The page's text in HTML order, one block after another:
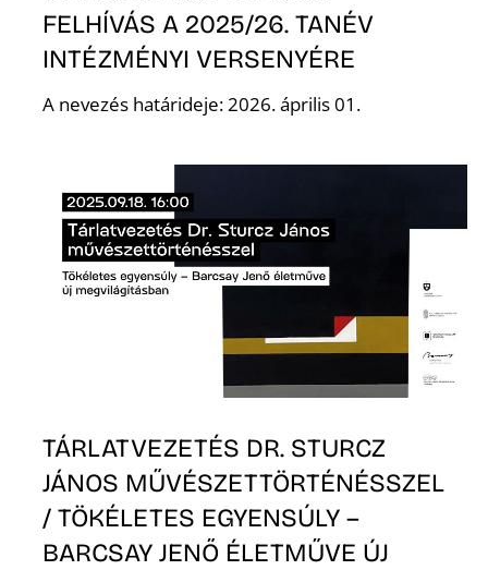
FELHÍVÁS A 2025/26. TANÉV
INTÉZMÉNYI VERSENYÉRE
A nevezés határideje: 2026. április 01.
TÁRLATVEZETÉS DR. STURCZ
JÁNOS MŰVÉSZETTÖRTÉNÉSSZEL
/ TÖKÉLETES EGYENSÚLY –
BARCSAY JENŐ ÉLETMŰVE ÚJ